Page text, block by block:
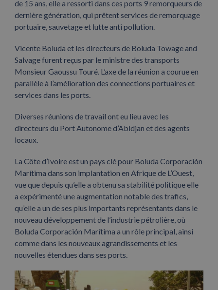
de 15 ans, elle a ressorti dans ces ports 9 remorqueurs de
dernière génération, qui prêtent services de remorquage
portuaire, sauvetage et lutte anti pollution.
Vicente Boluda et les directeurs de Boluda Towage and
Salvage furent reçus par le ministre des transports
Monsieur Gaoussu Touré. L’axe de la réunion a courue en
parallèle à l’amélioration des connections portuaires et
services dans les ports.
Diverses réunions de travail ont eu lieu avec les
directeurs du Port Autonome d’Abidjan et des agents
locaux.
La Côte d’Ivoire est un pays clé pour Boluda Corporación
Marítima dans son implantation en Afrique de L’Ouest,
vue que depuis qu’elle a obtenu sa stabilité politique elle
a expérimenté une augmentation notable des trafics,
qu’elle a un de ses plus importants représentants dans le
nouveau développement de l’industrie pétrolière, où
Boluda Corporación Marítima a un rôle principal, ainsi
comme dans les nouveaux agrandissements et les
nouvelles étendues dans ses ports.